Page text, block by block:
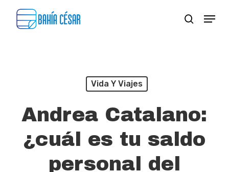
search
Menu
Vida Y Viajes
Andrea Catalano:
¿cuál es tu saldo
personal del